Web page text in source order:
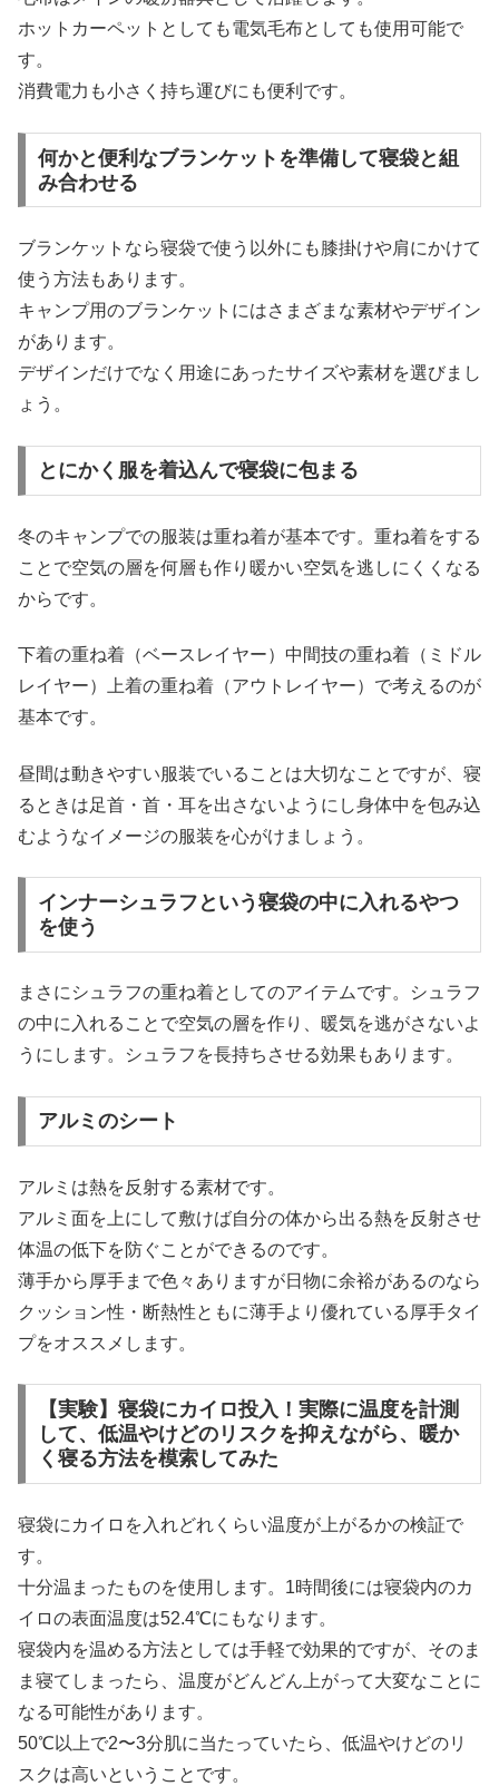
ホットカーペットとしても電気毛布としても使用可能で
す。
消費電力も小さく持ち運びにも便利です。
何かと便利なブランケットを準備して寝袋と組
み合わせる
ブランケットなら寝袋で使う以外にも膝掛けや肩にかけて
使う方法もあります。
キャンプ用のブランケットにはさまざまな素材やデザイン
があります。
デザインだけでなく用途にあったサイズや素材を選びまし
ょう。
とにかく服を着込んで寝袋に包まる
冬のキャンプでの服装は重ね着が基本です。重ね着をする
ことで空気の層を何層も作り暖かい空気を逃しにくくなる
からです。
下着の重ね着（ベースレイヤー）中間技の重ね着（ミドル
レイヤー）上着の重ね着（アウトレイヤー）で考えるのが
基本です。
昼間は動きやすい服装でいることは大切なことですが、寝
るときは足首・首・耳を出さないようにし身体中を包み込
むようなイメージの服装を心がけましょう。
インナーシュラフという寝袋の中に入れるやつ
を使う
まさにシュラフの重ね着としてのアイテムです。シュラフ
の中に入れることで空気の層を作り、暖気を逃がさないよ
うにします。シュラフを長持ちさせる効果もあります。
アルミのシート
アルミは熱を反射する素材です。
アルミ面を上にして敷けば自分の体から出る熱を反射させ
体温の低下を防ぐことができるのです。
薄手から厚手まで色々ありますが日物に余裕があるのなら
クッション性・断熱性ともに薄手より優れている厚手タイ
プをオススメします。
【実験】寝袋にカイロ投入！実際に温度を計測
して、低温やけどのリスクを抑えながら、暖か
く寝る方法を模索してみた
寝袋にカイロを入れどれくらい温度が上がるかの検証で
す。
十分温まったものを使用します。1時間後には寝袋内のカ
イロの表面温度は52.4℃にもなります。
寝袋内を温める方法としては手軽で効果的ですが、そのま
ま寝てしまったら、温度がどんどん上がって大変なことに
なる可能性があります。
50℃以上で2〜3分肌に当たっていたら、低温やけどのリ
スクは高いということです。